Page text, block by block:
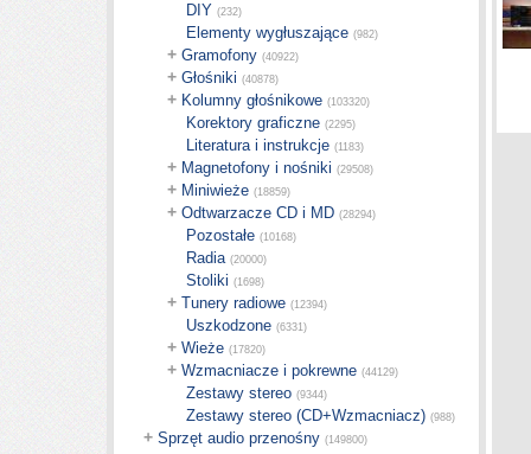
DIY (232)
Elementy wygłuszające (982)
+ Gramofony (40922)
+ Głośniki (40878)
+ Kolumny głośnikowe (103320)
Korektory graficzne (2295)
Literatura i instrukcje (1183)
+ Magnetofony i nośniki (29508)
+ Miniwieże (18859)
+ Odtwarzacze CD i MD (28294)
Pozostałe (10168)
Radia (20000)
Stoliki (1698)
+ Tunery radiowe (12394)
Uszkodzone (6331)
+ Wieże (17820)
+ Wzmacniacze i pokrewne (44129)
Zestawy stereo (9344)
Zestawy stereo (CD+Wzmacniacz) (988)
+ Sprzęt audio przenośny (149800)